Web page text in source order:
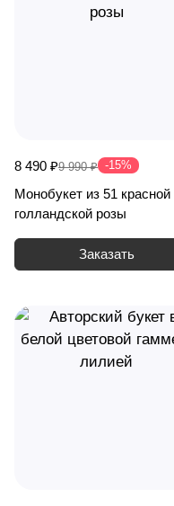
8 490 ₽9 990 ₽ -15%
Монобукет из 51 красной
голландской розы
Заказать